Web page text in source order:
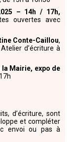
– 14h / 17h,
ouvertes avec
Conte-Caillou,
d’écriture à
la Mairie, expo de
d’écriture, sont
et compléter
envoi ou pas à